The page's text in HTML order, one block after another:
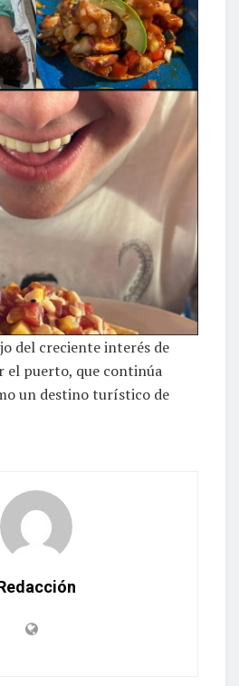
del creciente interés de
el puerto, que continúa
un destino turístico de